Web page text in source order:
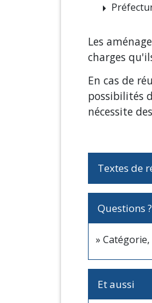
arrow_right
Les
charges
En cas de
possibilités
nécessite
Textes de
Questions
Catégorie,
Et aussi